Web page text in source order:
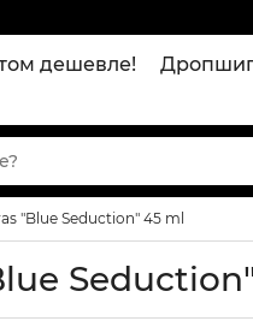
дешевле!
"Blue Seduction" 45 ml